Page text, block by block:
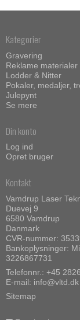
Kategorier
Gravering
Reklame materialer
Lodder & Nitter
Pokaler, medaljer,
Julepynt
Se mere
Din konto
Log ind
Opret bruger
Kontakt
Vamdrup Laser
Duevej 9
6580 Vamdrup
Danmark
CVR-nummer:
Bankoplysninger:
3226867731
Telefonnr.: +45
E-mail: info@vltd.dk
Sitemap